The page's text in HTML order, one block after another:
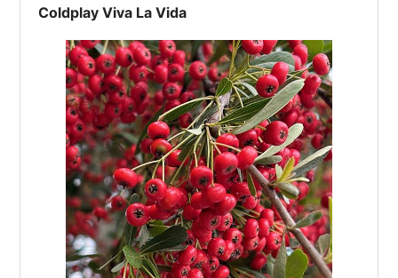
Coldplay Viva La Vida